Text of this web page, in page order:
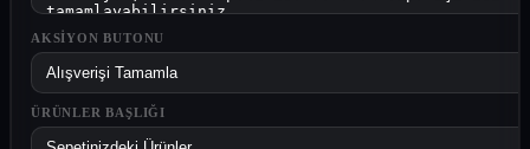
AKSIYON BUTONU
ÜRÜNLER BAŞLIĞI